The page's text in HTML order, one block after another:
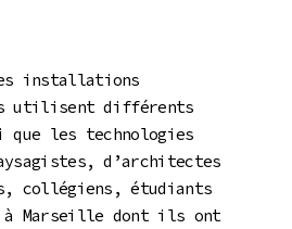
installations
utilisent différents
que les technologies
d’architectes
collégiens, étudiants
à Marseille dont ils ont